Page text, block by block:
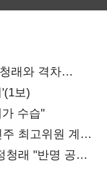
래와 격차
보)
수습"
최고위원 계파
청래 "반명 공세